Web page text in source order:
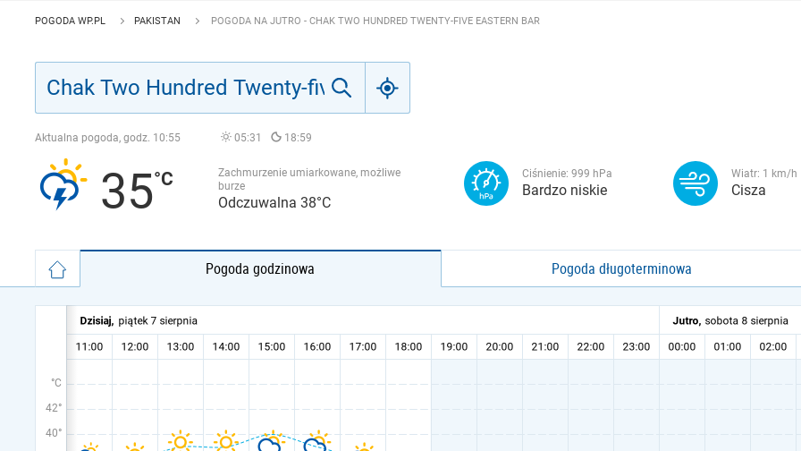
POGODA WP.PL PAKISTAN POGODA NA JUTRO - CHAK TWO HUNDRED TWENTY-FIVE EASTERN BAR
Aktualna pogoda, godz. 10:55 05:31 18:59
35
Zachmurzenie umiarkowane, możliwe
burze
Odczuwalna 38°C
Ciśnienie: 999 hPa
Bardzo niskie
Wiatr: 1 km/h
Cisza
Pogoda godzinowa Pogoda długoterminowa
°C
42°
40°